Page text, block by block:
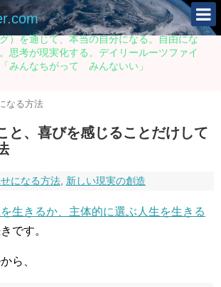
）を通じて、本当の自分になる。自由にな
思考が現実化する。デイリールーツファイ
みんなちがって みんないい」
なる方法
と、喜びを感じることだけして
になる方法, 新しい現実の創造
生きるか、主体的に選ぶ人生を生きる
です。
ら、